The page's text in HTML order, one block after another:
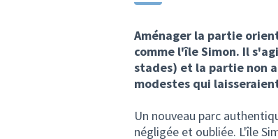
Aménager la partie
comme l'île Simon. Il
stades) et la partie non
modestes qui
Un nouveau parc
négligée et oubliée. L'île